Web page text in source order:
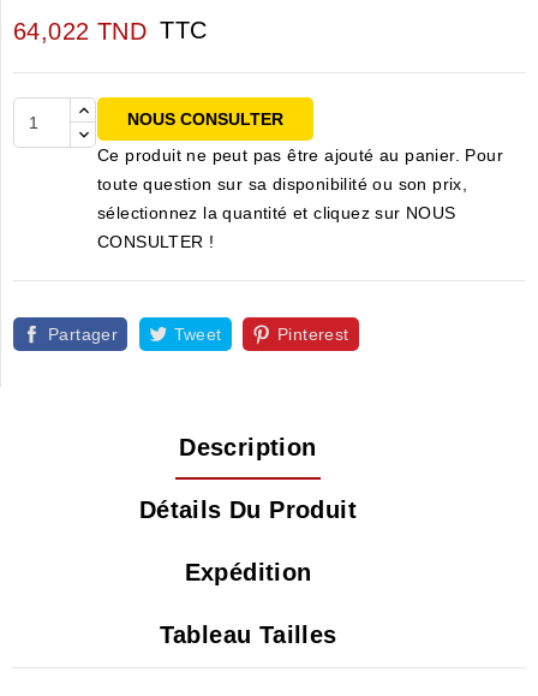
64,022 TND TTC
NOUS CONSULTER
Ce produit ne peut pas être ajouté au panier. Pour
toute question sur sa disponibilité ou son prix,
sélectionnez la quantité et cliquez sur NOUS
CONSULTER !
Partager Tweet Pinterest
Description
Détails Du Produit
Expédition
Tableau Tailles